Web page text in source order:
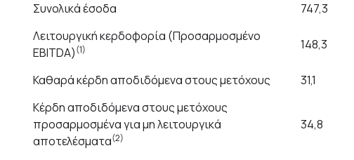
Συνολικά έσοδα
747,3
Λειτουργική κερδοφορία (Προσαρμοσμένο
EBITDA)(1) 148,3
Καθαρά κέρδη αποδιδόμενα στους μετόχους 31,1
Κέρδη αποδιδόμενα στους μετόχους
προσαρμοσμένα για μη λειτουργικά
αποτελέσματα(2)
34,8